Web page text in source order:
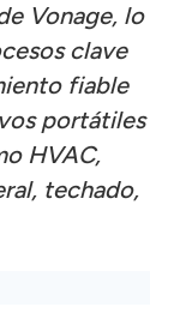
Vonage, lo
clave
fiable
portátiles
HVAC,
techado,